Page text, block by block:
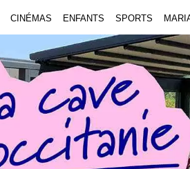
CINÉMAS ENFANTS SPORTS